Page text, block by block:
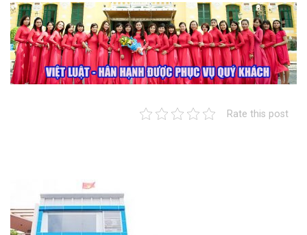
Rate this post